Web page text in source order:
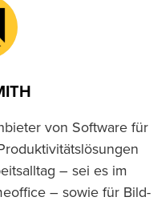
von Software für
– sei es im
– sowie für Bild-